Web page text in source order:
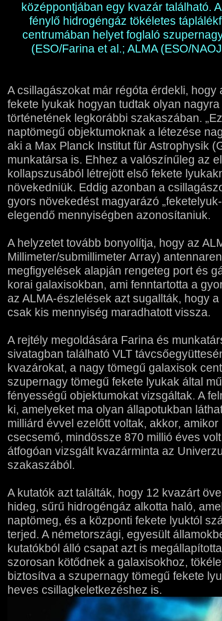
középpontjában egy kvazár található.
fénylő hidrogéngáz tökéletes
centrumában helyet foglaló
(ESO/Farina et al.; ALMA (ESO/
A csillagászokat már régóta érdekli, hogy
fekete lyukak hogyan tudtak olyan
történetének legkorábbi szakaszában.
naptömegű objektumoknak a létezése
aki a Max Planck Institut für Astrophysik
munkatársa is. Ehhez a valószínűleg az
kollapszusából létrejött első fekete
növekedniük. Eddig azonban a
gyors növekedést magyarázó
elegendő mennyiségben azonosítaniuk.
A helyzetet tovább bonyolítja, hogy az
Millimeter/submillimeter Array)
megfigyelések alapján rengeteg port és
korai galaxisokban, ami fenntartotta a
az ALMA-észlelések azt sugallták, hogy
csak kis mennyiség maradhatott vissza.
A rejtély megoldására Farina és
sivatagban található VLT
kvazárokat, a nagy tömegű galaxisok
szupernagy tömegű fekete lyukak által
fényességű objektumokat vizsgáltak. A
ki, amelyeket ma olyan állapotukban
milliárd évvel ezelőtt voltak, akkor,
csecsemő, mindössze 870 millió éves
átfogóan vizsgált kvazárminta az
szakaszából.
A kutatók azt találták, hogy 12 kvazárt
hideg, sűrű hidrogéngáz alkotta haló,
naptömeg, és a központi fekete lyuktól
terjed. A németországi, egyesült
kutatókból álló csapat azt is
szorosan kötődnek a galaxisokhoz,
biztosítva a szupernagy tömegű fekete
heves csillagkeletkezéshez is.